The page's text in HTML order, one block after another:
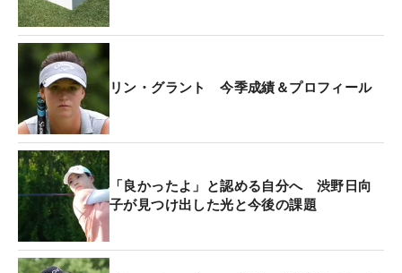
米国女子ツアー「Danaオープン」は全日程が終了。
6打差の大量リードを持って最終日を迎えた24歳の
リン・グラント（スウェーデン）が、「68」をマー
クしてトータル21アンダーで逃げ切り、米国女子ツ
アー初優勝を挙げた。
新型コロナウイルス感染症のワクチンを接種してい
なかったグラントは米国に入国できず、今季序盤は
米ツアーのアジアシリーズや欧州女子ツアーを中心
に出場。入国制限が緩和された5月から米本土での
リン・グラント 今季成績＆プロフィール
「良かったよ」と認める自分へ 渋野日向
子が見つけ出した光と今後の課題